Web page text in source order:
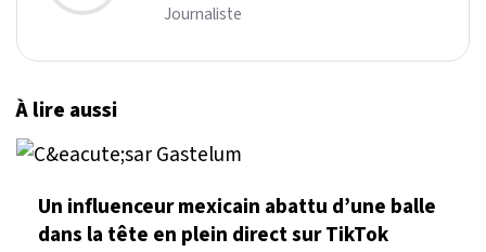
Journaliste
À lire aussi
Un influenceur mexicain abattu d’une balle
dans la tête en plein direct sur TikTok